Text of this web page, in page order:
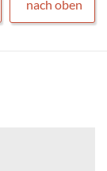
nach oben